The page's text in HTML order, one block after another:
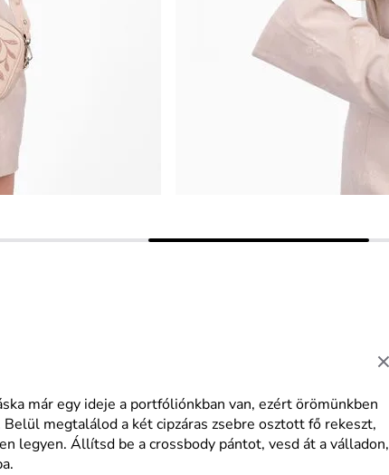
már egy ideje a portfóliónkban van, ezért örömünkben
megtalálod a két cipzáras zsebre osztott fő rekeszt,
legyen. Állítsd be a crossbody pántot, vesd át a válladon,